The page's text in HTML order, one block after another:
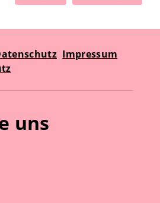
Impressum
uns